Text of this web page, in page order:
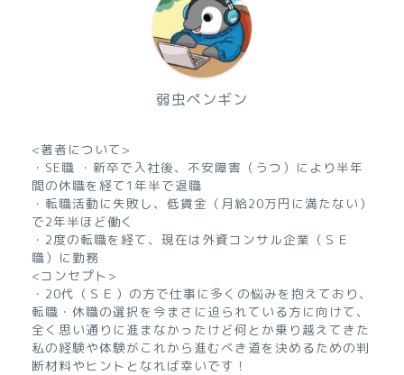
弱虫ペンギン
<著者について>
・SE職 ・新卒で入社後、不安障害（うつ）により半年
間の休職を経て1年半で退職
・転職活動に失敗し、低賃金（月給20万円に満たない）
で2年半ほど働く
・2度の転職を経て、現在は外資コンサル企業（ＳＥ
職）に勤務
<コンセプト>
・20代（ＳＥ）の方で仕事に多くの悩みを抱えており、
転職・休職の選択を今まさに迫られている方に向けて、
全く思い通りに進まなかったけど何とか乗り越えてきた
私の経験や体験がこれから進むべき道を決めるための判
断材料やヒントとなれば幸いです！